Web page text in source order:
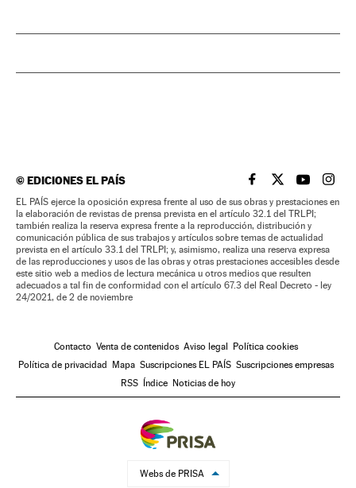
©EDICIONES EL PAÍS EL PAÍS BRASIL EN
EL PAÍSEL PAÍS
EL
EL PAÍS ejerce la oposición expresa frente al uso de sus obras y prestaciones en
la elaboración de revistas de prensa prevista en el artículo 32.1 del TRLPI;
también realiza la reserva expresa frente a la reproducción, distribución y
comunicación pública de sus trabajos y artículos sobre temas de actualidad
prevista en el artículo 33.1 del TRLPI; y, asimismo, realiza una reserva expresa
de las reproducciones y usos de las obras y otras prestaciones accesibles desde
este sitio web a medios de lectura mecánica u otros medios que resulten
adecuados a tal fin de conformidad con el artículo 67.3 del Real Decreto - ley
24/2021, de 2 de noviembre
Contacto Venta de contenidos Aviso legal Política cookies
Política de privacidad Mapa Suscripciones EL PAÍS Suscripciones empresas
RSS Índice Noticias de hoy
Webs de PRISA